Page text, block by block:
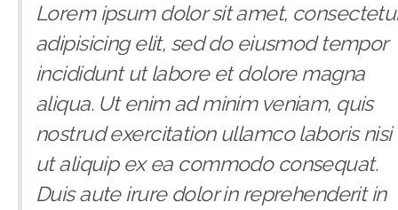
Lorem ipsum dolor sit amet,
adipisicing elit, sed do eiusmod tempor
incididunt ut labore et dolore magna
aliqua. Ut enim ad minim veniam, quis
nostrud exercitation ullamco laboris nisi
ut aliquip ex ea commodo consequat.
Duis aute irure dolor in reprehenderit in